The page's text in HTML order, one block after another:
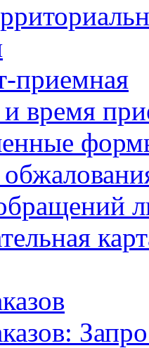
приемная
время